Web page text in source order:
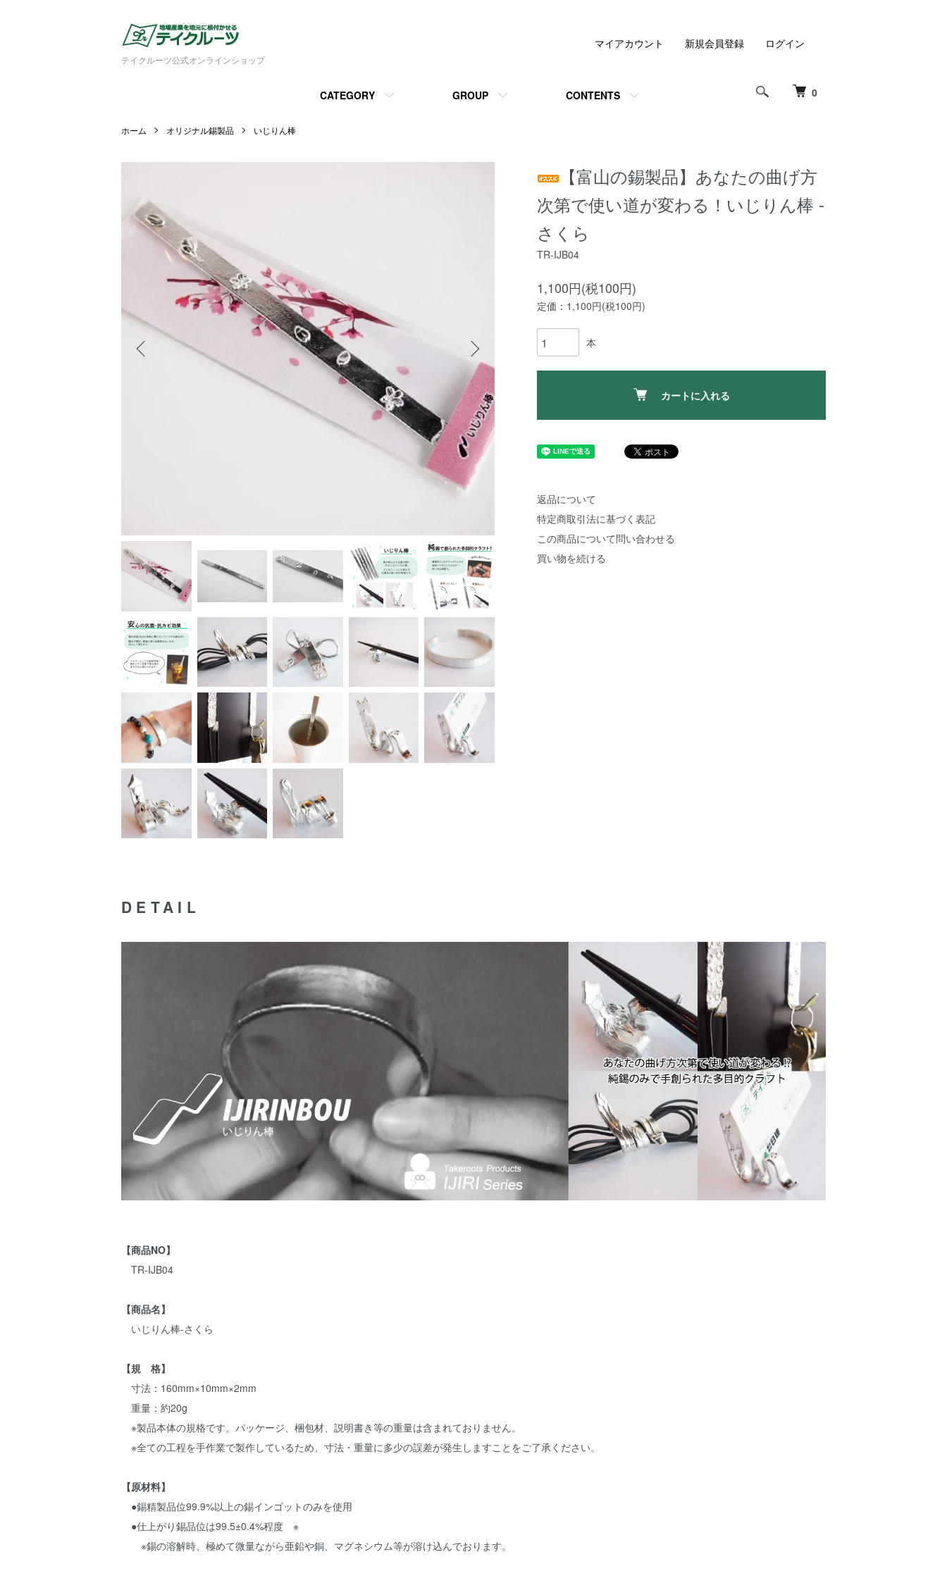
テイクルーツ公式オンラインショップ
0
CATEGORY GROUP CONTENTS
マイアカウント 新規会員登録 ログイン
ホーム オリジナル錫製品 いじりん棒
【富山の錫製品】あなたの曲げ方
次第で使い道が変わる！いじりん棒 -
さくら
TR-IJB04
1,100円(税100円)
定価：1,100円(税100円)
本
カートに入れる
返品について
特定商取引法に基づく表記
この商品について問い合わせる
買い物を続ける
DETAIL
【商品NO】
TR-IJB04
【商品名】
いじりん棒-さくら
【規 格】
寸法：160mm×10mm×2mm
重量：約20g
※製品本体の規格です。パッケージ、梱包材、説明書き等の重量は含まれておりません。
※全ての工程を手作業で製作しているため、寸法・重量に多少の誤差が発生しますことをご了承ください。
【原材料】
●錫精製品位99.9%以上の錫インゴットのみを使用
●仕上がり錫品位は99.5±0.4%程度 ※
※錫の溶解時、極めて微量ながら亜鉛や銅、マグネシウム等が溶け込んでおります。